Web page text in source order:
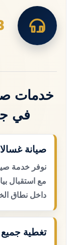
خدمات
في
صيانة
نوفر خدمة
مع استقبال
داخل نطاق
تغطية